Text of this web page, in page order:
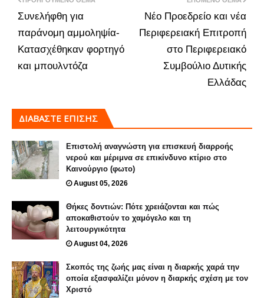
Νέο Προεδρείο και νέα
Περιφερειακή Επιτροπή
στο Περιφερειακό
Συμβούλιο Δυτικής
Ελλάδας
Συνελήφθη για
παράνομη αμμοληψία-
Κατασχέθηκαν φορτηγό
και μπουλντόζα
ΔΙΑΒΑΣΤΕ ΕΠΙΣΗΣ
Επιστολή αναγνώστη για επισκευή διαρροής
νερού και μέριμνα σε επικίνδυνο κτίριο στο
Καινούργιο (φωτο)
August 05, 2026
Θήκες δοντιών: Πότε χρειάζονται και πώς
αποκαθιστούν το χαμόγελο και τη
λειτουργικότητα
August 04, 2026
Σκοπός της ζωής μας είναι η διαρκής χαρά την
οποία εξασφαλίζει μόνον η διαρκής σχέση με τον
Χριστό